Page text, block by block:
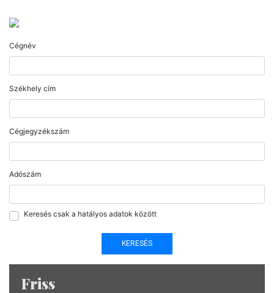
Cégnév
Székhely cím
Cégjegyzékszám
Adószám
Keresés csak a hatályos adatok között
Friss